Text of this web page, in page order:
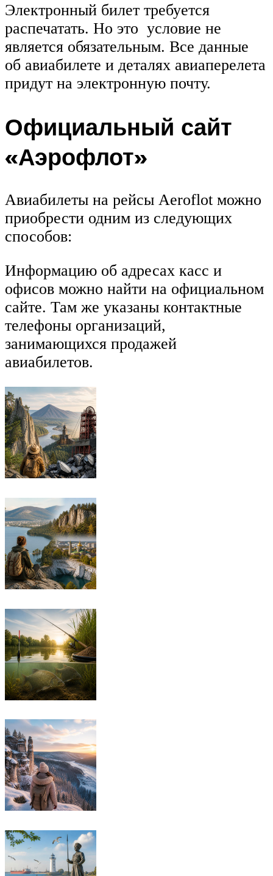
Электронный билет требуется
распечатать. Но это условие не
является обязательным. Все данные
об авиабилете и деталях авиаперелета
придут на электронную почту.
Официальный сайт
«Аэрофлот»
Авиабилеты на рейсы Aeroflot можно
приобрести одним из следующих
способов:
Информацию об адресах касс и
офисов можно найти на официальном
сайте. Там же указаны контактные
телефоны организаций,
занимающихся продажей
авиабилетов.